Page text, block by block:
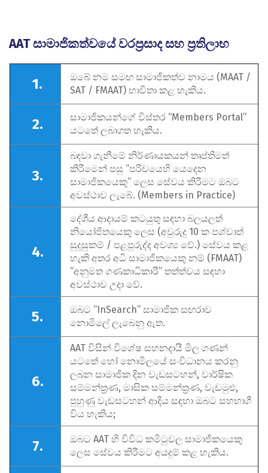
AAT සාමාජිකත්වයේ වරප්‍රසාද සහ ප්‍රතිලාභ
1.
ඔබේ නම සමඟ සාමාජිකත්ව නාමය (MAAT /
SAT / FMAAT) භාවිතා කළ හැකිය.
2.
සාමාජිකයන්ගේ විස්තර “Members Portal”
යටතේ ලබාගත හැකිය.
3.
බඳවා ගැනීමේ නිර්ණායකයන් තෘප්තිමත්
කිරීමෙන් පසු “පරිචයෙහි යෙදෙන
සාමාජිකයෙකු” ලෙස සේවය කිරීමට ඔබට
අවස්ථාව ලැබේ. (Members in Practice)
4.
දේශීය ආදායම් කටයුතු සඳහා බලයලත්
නියෝජිතයෙකු ලෙස (අවුරුදු 10 ක පශ්චාත්
සුදුසුකම් / පළපුරුද්ද අවශ්‍ය වේ.) සේවය කළ
හැකි අතර අධි සාමාජිකයෙකු නම් (FMAAT)
“අනුමත ගණකාධිකාරී” තත්ත්වය සඳහා
අවස්ථාව උදා වේ.
5.
ඔබට “InSearch” සාමාජික සඟරාව
නොමිලේ ලැබෙනු ඇත.
6.
AAT විසින් විශේෂ සහනදායී මිල ගණන්
යටතේ හෝ නොමිලයේ සංවිධානය කරනු
ලබන සාමාජික දින වැඩසටහන්, වාර්ෂික
සම්මන්ත්‍රණ, මාසික සම්මන්ත්‍රණ, වැඩමුළු,
පුහුණු වැඩසටහන් ආදිය සඳහා ඔබට සහභාගී
විය හැකිය;
7.
ඔබට AAT හි විවිධ කමිටුවල සාමාජිකයෙකු
ලෙස සේවය කිරීමට අයදුම් කළ හැකිය.